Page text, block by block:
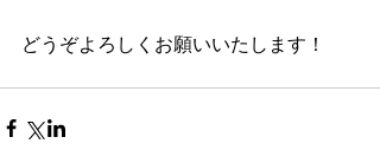
どうぞよろしくお願いいたします！